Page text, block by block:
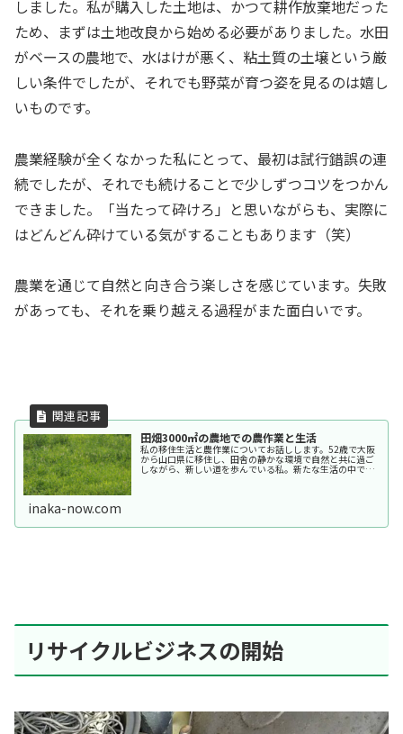
しました。私が購入した土地は、かつて耕作放棄地だった
ため、まずは土地改良から始める必要がありました。水田
がベースの農地で、水はけが悪く、粘土質の土壌という厳
しい条件でしたが、それでも野菜が育つ姿を見るのは嬉し
いものです。
農業経験が全くなかった私にとって、最初は試行錯誤の連
続でしたが、それでも続けることで少しずつコツをつかん
できました。「当たって砕けろ」と思いながらも、実際に
はどんどん砕けている気がすることもあります（笑）
農業を通じて自然と向き合う楽しさを感じています。失敗
があっても、それを乗り越える過程がまた面白いです。
田畑3000㎡の農地での農作業と生活
私の移住生活と農作業についてお話しします。52歳で大阪
から山口県に移住し、田舎の静かな環境で自然と共に過ご
しながら、新しい道を歩んでいる私。新たな生活の中で、
inaka-now.com
リサイクルビジネスの開始